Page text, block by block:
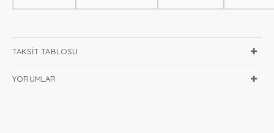
TAKSIT TABLOSU
YORUMLAR